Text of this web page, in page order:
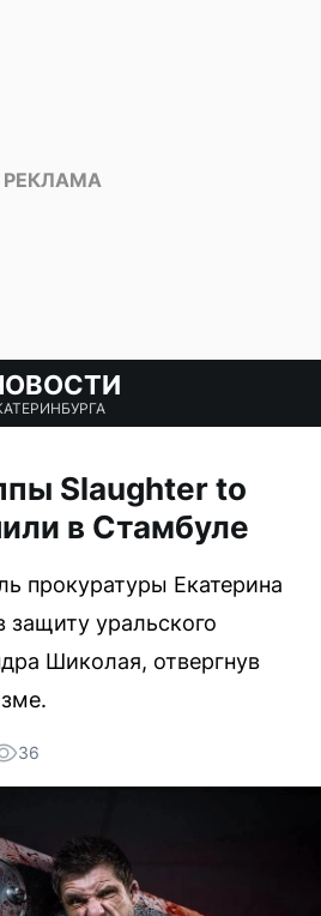
Slaughter to
в Стамбуле
прокуратуры Екатерина
защиту уральского
Шиколая, отвергнув
36